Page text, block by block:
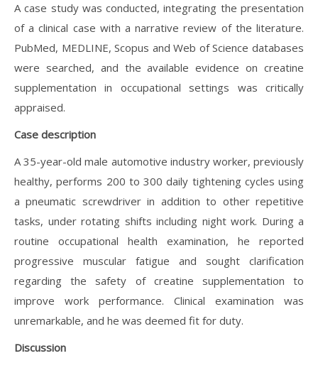
A case study was conducted, integrating the presentation
of a clinical case with a narrative review of the literature.
PubMed, MEDLINE, Scopus and Web of Science databases
were searched, and the available evidence on creatine
supplementation in occupational settings was critically
appraised.
Case description
A 35-year-old male automotive industry worker, previously
healthy, performs 200 to 300 daily tightening cycles using
a pneumatic screwdriver in addition to other repetitive
tasks, under rotating shifts including night work. During a
routine occupational health examination, he reported
progressive muscular fatigue and sought clarification
regarding the safety of creatine supplementation to
improve work performance. Clinical examination was
unremarkable, and he was deemed fit for duty.
Discussion